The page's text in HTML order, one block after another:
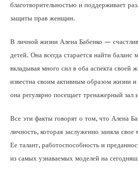
благотворительностью и поддерживает
защиты прав женщин.
В личной жизни Алена Бабенко —
детей. Она всегда старается найти
вкладывая много сил в оба аспекта своей
известна своим активным образом жизни
она регулярно посещает тренажерный зал
Все эти факты говорят о том, что Алена
личность, которая заслуженно заняла
Ее талант, работоспособность и
из самых узнаваемых моделей на